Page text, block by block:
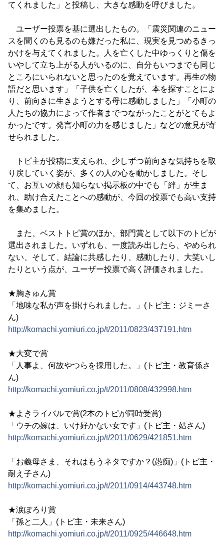
てくれました」と投稿し、大きな感動を呼びました。
ユーザー投票を基に選出したもの。「震災関連のニュー
スを聞くのも見るのも嫌だった私に、現実を見つめるきっ
かけを与えてくれました。人を亡くした中ゆっくりと傷を
いやして立ち上がる人がいるのに、自分もいつまでも同じ
ところにいられないと思ったのを覚えています。再生の物
語だと思います」「子供を亡くしたが、本を探すことによ
り、前向きに生きようとする母に感動しました」「小町の
人たちの協力によって作者までつながったことがとてもよ
かったです。発言小町の力を感じました」などの意見が寄
せられました。
トピ主が投稿に支えられ、少しずつ前向きな気持ちを取
り戻していく姿が、多くの人の心を動かしました。そし
て、お互いの顔も知らない掲示板の中でも「絆」が生ま
れ、助け合えたことへの感動が、今回の投票でも高い支持
を集めました。
また、ベストトピ賞のほか、部門賞として以下のトピが
選出されました。いずれも、一度読み出したら、やめられ
ない、そして、結論に共感したり、感動したり、大笑いし
たりという点が、ユーザー投票で高く評価されました。
★胸きゅん賞
「地味な私が声を掛けられました。」(トピ主：ジミーさ
ん)
http://komachi.yomiuri.co.jp/t/2011/0823/437191.htm
★大変で賞
「人事よ、何故やつらを採用した。」(トピ主・教育係さ
ん)
http://komachi.yomiuri.co.jp/t/2011/0808/432998.htm
★よきライバルで賞(2本のトピが同時受賞)
「ウチの嫁は、いけ好かない女です」(トピ主・姑さん)
http://komachi.yomiuri.co.jp/t/2011/0629/421851.htm
「お義母さま、それはもうネタですか？(愚痴)」(トピ主・
耐え子さん)
http://komachi.yomiuri.co.jp/t/2011/0914/443748.htm
★涙ぽろり賞
「孫と二人」(トピ主・未来さん)
http://komachi.yomiuri.co.jp/t/2011/0925/446648.htm